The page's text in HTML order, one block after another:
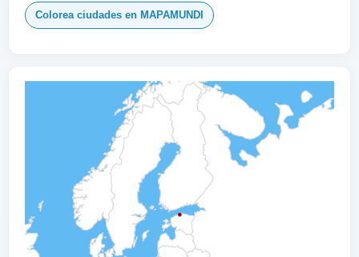
Colorea ciudades en MAPAMUNDI